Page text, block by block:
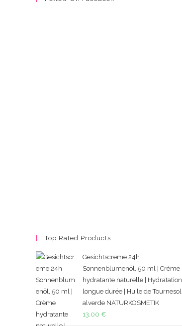
Top Rated Products
Gesichtscreme 24h
Sonnenblumenöl, 50 ml | Crème
hydratante naturelle | Hydratation
longue durée | Huile de Tournesol |
alverde NATURKOSMETIK
13,00 €